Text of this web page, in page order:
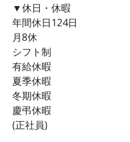
▼休日・休暇
年間休日124日
月8休
シフト制
有給休暇
夏季休暇
冬期休暇
慶弔休暇
(正社員)